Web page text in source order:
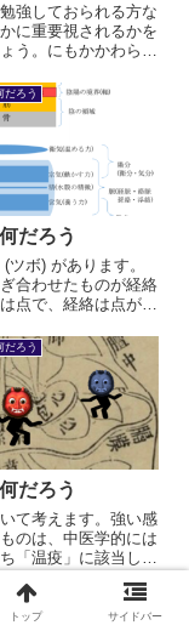
強しておられる方な
に重要視されるかを
う。にもかかわら
想の奥深さを垣間み
るのです。
だろう
だろう
ツボ) があります。
合わせたものが経絡
点で、経絡は点が集
は、その概念が出
ますが、物質的にと
できません。その本
ましょう。
だろう
だろう
て考えます。強い感
のは、中医学的には
「温疫」に該当しま
応するには「膜原」
いう概念が重要であ
トップ サイドバー